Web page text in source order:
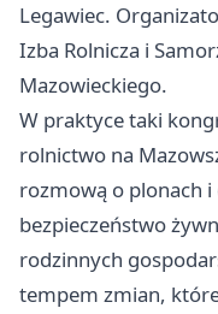
Legawiec.
Izba Rolnicza i
Mazowieckiego.
W praktyce taki
rolnictwo na
rozmową o plonach i
bezpieczeństwo
rodzinnych
tempem zmian,